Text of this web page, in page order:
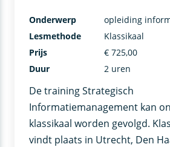
De training Strategisch
Informatiemanagement kan
klassikaal worden gevolgd.
vindt plaats in Utrecht, Den
Onderwerp
opleiding
Lesmethode
Klassikaal
Prijs
€ 725,00
Duur
2 uren